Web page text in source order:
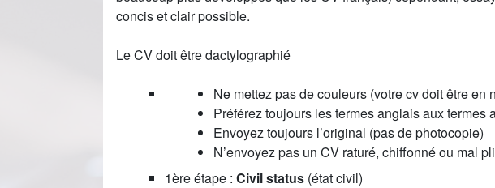
concis et clair possible.
Le CV doit être dactylographié
Ne mettez pas de couleurs (votre cv doit être en
Préférez toujours les termes anglais aux termes
Envoyez toujours l’original (pas de photocopie)
N’envoyez pas un CV raturé, chiffonné ou mal
1ère étape : Civil status (état civil)